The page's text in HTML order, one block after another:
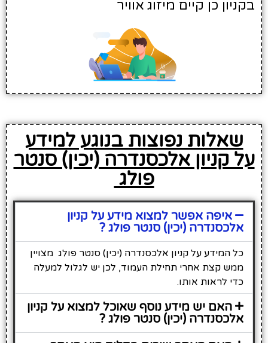
בקניון כן קיים מיזוג אוויר
שאלות נפוצות בנוגע למידע
על קניון אלכסנדרה (יכין) סנטר
פולג
איפה אפשר למצוא מידע על קניון
אלכסנדרה (יכין) סנטר פולג ?
כל המידע על קניון אלכסנדרה (יכין) סנטר פולג מצויין
ממש קצת אחרי תחילת העמוד, לכן יש לגלול למעלה
כדי לראות אותו.
האם יש מידע נוסף שאוכל למצוא על קניון
אלכסנדרה (יכין) סנטר פולג ?